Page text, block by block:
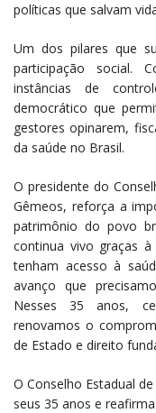
políticas que salvam
Um dos pilares que
participação social.
instâncias de
democrático que
gestores opinarem,
da saúde no Brasil.
O presidente do
Gêmeos, reforça a
patrimônio do povo
continua vivo graças
tenham acesso à
avanço que
Nesses 35 anos,
renovamos o
de Estado e direito
O Conselho Estadual
seus 35 anos e